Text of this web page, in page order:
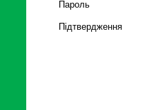
Пароль
Підтвердження